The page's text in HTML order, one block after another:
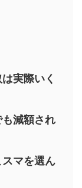
実際いく
も減額され
スマを選ん